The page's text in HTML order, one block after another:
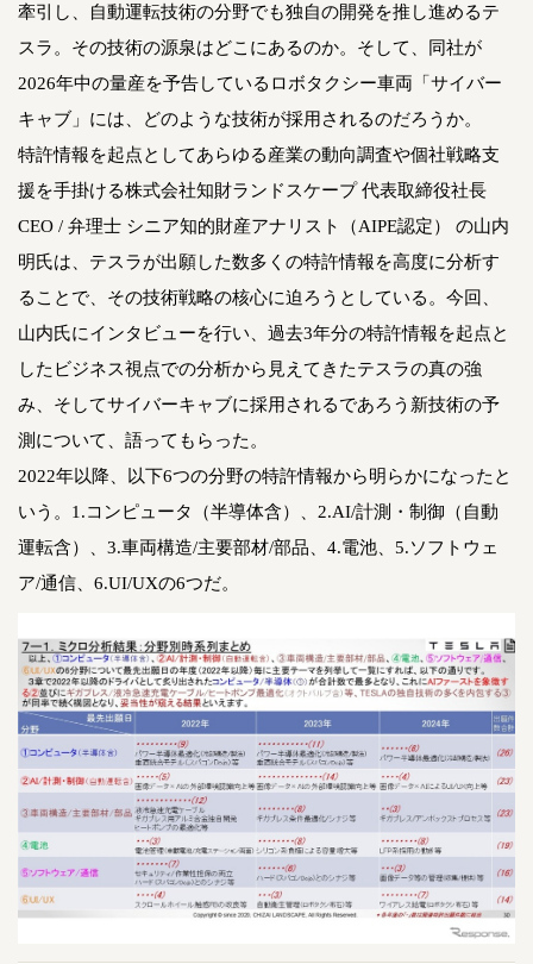
牽引し、自動運転技術の分野でも独自の開発を推し進めるテ
スラ。その技術の源泉はどこにあるのか。そして、同社が
2026年中の量産を予告しているロボタクシー車両「サイバー
キャブ」には、どのような技術が採用されるのだろうか。
特許情報を起点としてあらゆる産業の動向調査や個社戦略支
援を手掛ける株式会社知財ランドスケープ 代表取締役社長
CEO / 弁理士 シニア知的財産アナリスト（AIPE認定） の山内
明氏は、テスラが出願した数多くの特許情報を高度に分析す
ることで、その技術戦略の核心に迫ろうとしている。今回、
山内氏にインタビューを行い、過去3年分の特許情報を起点と
したビジネス視点での分析から見えてきたテスラの真の強
み、そしてサイバーキャブに採用されるであろう新技術の予
測について、語ってもらった。
2022年以降、以下6つの分野の特許情報から明らかになったと
いう。1.コンピュータ（半導体含）、2.AI/計測・制御（自動
運転含）、3.車両構造/主要部材/部品、4.電池、5.ソフトウェ
ア/通信、6.UI/UXの6つだ。